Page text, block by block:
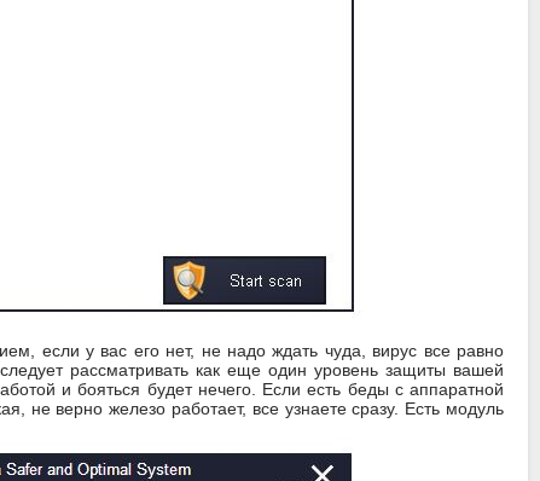
если у вас его нет, не надо ждать чуда, вирус все равно
рассматривать как еще один уровень защиты вашей
и бояться будет нечего. Если есть беды с аппаратной
не верно железо работает, все узнаете сразу. Есть модуль